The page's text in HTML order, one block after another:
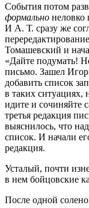
События потом
формально
И А. Т. сразу же
Томашевский и
«Дайте подумать!
письмо. Зашел
добавить список
в таких ситуациях,
идите и сочиняйте
третья редакция
выяснилось, что
список. И начали
редакция.
Усталый, почти
в нем бойцовские
После одной